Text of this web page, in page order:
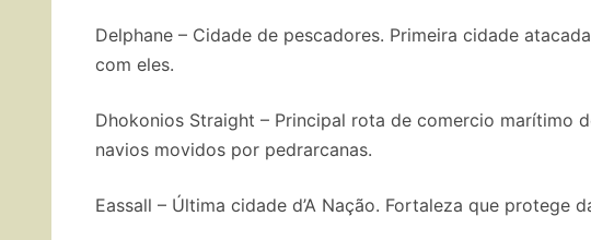
Delphane – Cidade de pescadores. Primeira cidade
com eles.
Dhokonios Straight – Principal rota de comercio marítimo
navios movidos por pedrarcanas.
Eassall – Última cidade d’A Nação. Fortaleza que protege